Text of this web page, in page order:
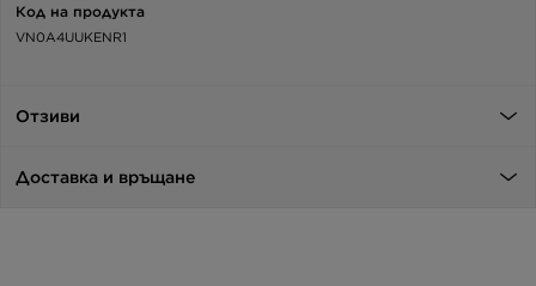
Код на продукта
VN0A4UUKENR1
Отзиви
Доставка и връщане